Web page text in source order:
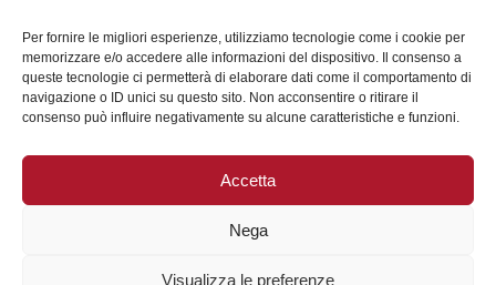
Per fornire le migliori esperienze, utilizziamo tecnologie come i cookie per
memorizzare e/o accedere alle informazioni del dispositivo. Il consenso a
queste tecnologie ci permetterà di elaborare dati come il comportamento di
navigazione o ID unici su questo sito. Non acconsentire o ritirare il
consenso può influire negativamente su alcune caratteristiche e funzioni.
Accetta
Nega
Visualizza le preferenze
del turismo enogastronomico dei prodotti DOP IGP
italiani.
Concessione contributo MASAF DM n. 0311719 del
15/06/2023
Concessione contributo MASAF, DM n. 0016662 del
15/01/2025 (CUP J88H24002560007)